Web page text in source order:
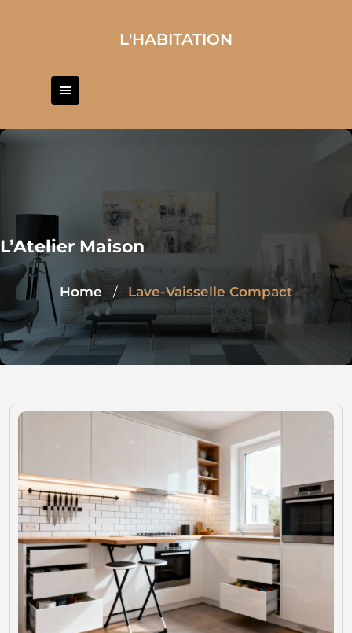
L'HABITATION
L’Atelier Maison
Home / Lave-Vaisselle Compact